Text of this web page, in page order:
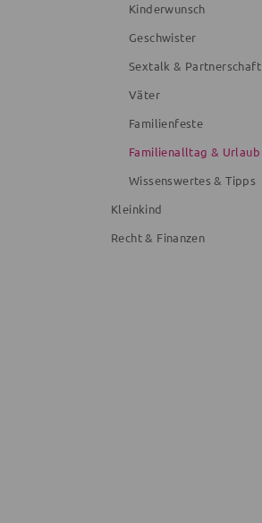
Kinderwunsch
Geschwister
Sextalk & Partnerschaft
Väter
Familienfeste
Familienalltag & Urlaub
Wissenswertes & Tipps
Kleinkind
Recht & Finanzen